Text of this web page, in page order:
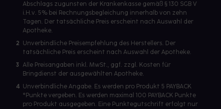
Abschlags zugunsten der Krankenkasse gemäß § 130 SGB V
i.H.v. 5% bei Rechnungsbegleichung innerhalb von zehn
Tagen. Der tatsächliche Preis erscheint nach Auswahl der
Apotheke.
2 Unverbindliche Preisempfehlung des Herstellers. Der
tatsächliche Preis erscheint nach Auswahl der Apotheke.
3 Alle Preisangaben inkl. MwSt., ggf. zzgl. Kosten für
Bringdienst der ausgewählten Apotheke.
4 Unverbindliche Angabe. Es werden pro Produkt 5 PAYBACK
°Punkte vergeben. Es werden maximal 100 PAYBACK Punkte
pro Produkt ausgegeben. Eine Punktegutschrift erfolgt nur